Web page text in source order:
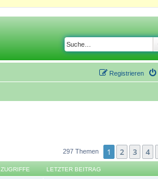
Registrieren
297 Themen 1 2 3 4
ZUGRIFFE LETZTER BEITRAG